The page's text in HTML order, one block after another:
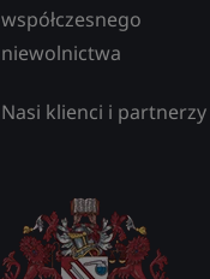
współczesnego
niewolnictwa
Nasi klienci i partnerzy